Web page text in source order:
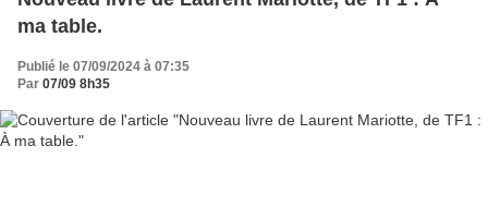
ma table.
Publié le 07/09/2024 à 07:35
Par 07/09 8h35